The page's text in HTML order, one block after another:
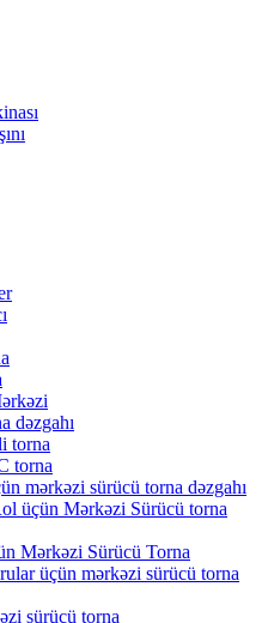
dəzgahı
torna
torna
mərkəzi sürücü torna dəzgahı
üçün Mərkəzi Sürücü torna
Mərkəzi Sürücü Torna
üçün mərkəzi sürücü torna
sürücü torna